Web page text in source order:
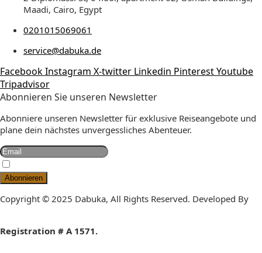
Maadi, Cairo, Egypt
0201015069061
service@dabuka.de
FacebookInstagram X-twitter Linkedin PinterestYoutube
Tripadvisor
Abonnieren Sie unseren Newsletter
Abonniere unseren Newsletter für exklusive Reiseangebote und
plane dein nächstes unvergessliches Abenteuer.
Copyright © 2025 Dabuka, All Rights Reserved. Developed By
Registration # A 1571.